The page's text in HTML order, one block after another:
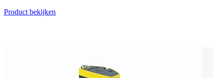
Product bekijken